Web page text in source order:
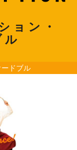
ョン・
ドブル